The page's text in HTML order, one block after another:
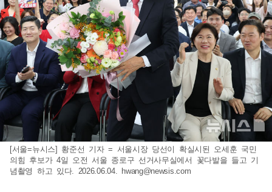
[서울=뉴시스] 황준선 기자 = 서울시장 당선이 확실시된 오세훈 국민
의힘 후보가 4일 오전 서울 종로구 선거사무실에서 꽃다발을 들고 기
념촬영 하고 있다. 2026.06.04.
hwang@newsis.com